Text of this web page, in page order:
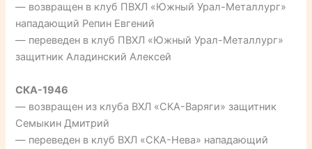
— возвращен в клуб ПВХЛ «Южный Урал-Металлург»
нападающий Репин Евгений
— переведен в клуб ПВХЛ «Южный Урал-Металлург»
защитник Аладинский Алексей
СКА-1946
— возвращен из клуба ВХЛ «СКА-Варяги» защитник
Семыкин Дмитрий
— переведен в клуб ВХЛ «СКА-Нева» нападающий